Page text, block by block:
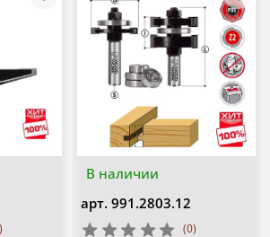
В наличии
арт. 991.2803.12
(0)